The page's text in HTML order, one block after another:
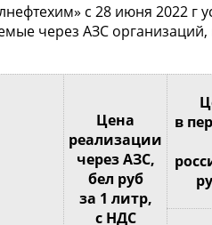
с 28 июня 2022 г
через АЗС организаций,
Цена
реализации
через АЗС,
бел руб
за 1 литр,
с НДС
в